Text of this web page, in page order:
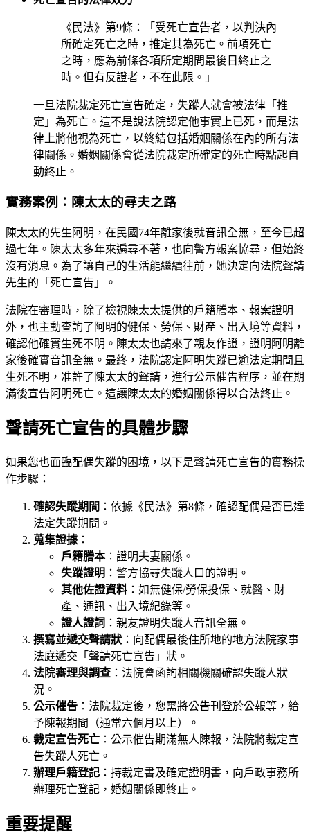
《民法》第9條：「受死亡宣告者，以判決內
所確定死亡之時，推定其為死亡。前項死亡
之時，應為前條各項所定期間最後日終止之
時。但有反證者，不在此限。」
一旦法院裁定死亡宣告確定，失蹤人就會被法律「推
定」為死亡。這不是說法院認定他事實上已死，而是法
律上將他視為死亡，以終結包括婚姻關係在內的所有法
律關係。婚姻關係會從法院裁定所確定的死亡時點起自
動終止。
實務案例：陳太太的尋夫之路
陳太太的先生阿明，在民國74年離家後就音訊全無，至今已超
過七年。陳太太多年來遍尋不著，也向警方報案協尋，但始終
沒有消息。為了讓自己的生活能繼續往前，她決定向法院聲請
先生的「死亡宣告」。
法院在審理時，除了檢視陳太太提供的戶籍謄本、報案證明
外，也主動查詢了阿明的健保、勞保、財產、出入境等資料，
確認他確實生死不明。陳太太也請來了親友作證，證明阿明離
家後確實音訊全無。最終，法院認定阿明失蹤已逾法定期間且
生死不明，准許了陳太太的聲請，進行公示催告程序，並在期
滿後宣告阿明死亡。這讓陳太太的婚姻關係得以合法終止。
聲請死亡宣告的具體步驟
如果您也面臨配偶失蹤的困境，以下是聲請死亡宣告的實務操
作步驟：
確認失蹤期間 ：依據《民法》第8條，確認配偶是否已達
法定失蹤期間。
蒐集證據 ：
戶籍謄本：證明夫妻關係。
失蹤證明 ：警方協尋失蹤人口的證明。
其他佐證資料 ：如無健保/勞保投保、就醫、財
產、通訊、出入境紀錄等。
證人證詞 ：親友證明失蹤人音訊全無。
撰寫並遞交聲請狀 ：向配偶最後住所地的地方法院家事
法庭遞交「聲請死亡宣告」狀。
法院審理與調查 ：法院會函詢相關機關確認失蹤人狀
況。
公示催告 ：法院裁定後，您需將公告刊登於公報等，給
予陳報期間（通常六個月以上）。
裁定宣告死亡 ：公示催告期滿無人陳報，法院將裁定宣
告失蹤人死亡。
辦理戶籍登記 ：持裁定書及確定證明書，向戶政事務所
辦理死亡登記，婚姻關係即終止。
重要提醒